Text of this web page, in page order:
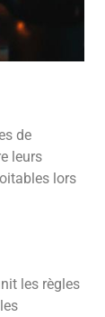
de
leurs
lors
les règles